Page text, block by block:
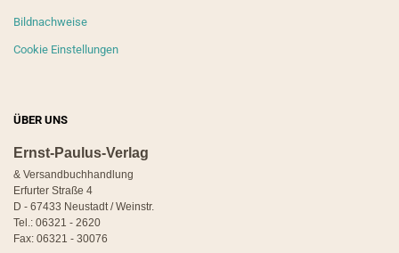
Bildnachweise
Cookie Einstellungen
ÜBER UNS
Ernst-Paulus-Verlag
& Versandbuchhandlung
Erfurter Straße 4
D - 67433 Neustadt / Weinstr.
Tel.: 06321 - 2620
Fax: 06321 - 30076